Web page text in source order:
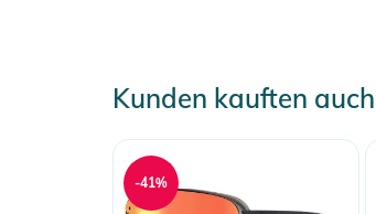
Kunden kauften auch
-41%